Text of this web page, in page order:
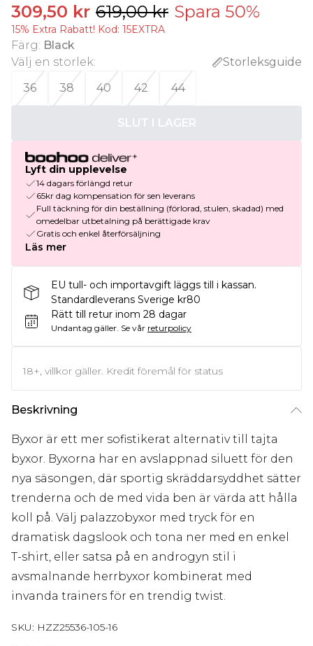
309,50 kr 619,00 kr Spara 50%
15% Extra Rabatt! Kod: 15EXTRA
Färg: Black
Välj en storlek:
Storleksguide
36
38 40 42 44
SLUT I LAGER
Lyft din upplevelse
14 dagars förlängd retur
65kr dag kompensation för sen leverans
Full täckning för din beställning (förlorad, stulen, skadad) med
omedelbar utbetalning på berättigade krav
Gratis och enkel återförsäljning
Läs mer
EU tull- och importavgift läggs till i kassan.
Standardleverans Sverige kr80
Rätt till retur inom 28 dagar
Undantag gäller. Se vår returpolicy
18+, villkor gäller. Kredit föremål för status
Beskrivning
Byxor är ett mer sofistikerat alternativ till tajta
byxor. Byxorna har en avslappnad siluett för den
nya säsongen, där sportig skräddarsyddhet sätter
trenderna och de med vida ben är värda att hålla
koll på. Välj palazzobyxor med tryck för en
dramatisk dagslook och tona ner med en enkel
T-shirt, eller satsa på en androgyn stil i
avsmalnande herrbyxor kombinerat med
invanda trainers för en trendig twist.
SKU: HZZ25536-105-16